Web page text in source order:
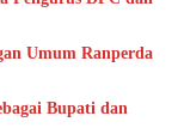
Umum Ranperda
Bupati dan